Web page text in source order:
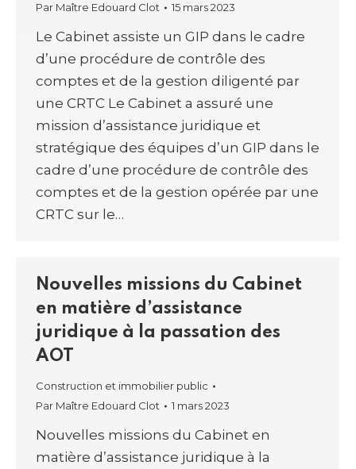
Par Maître Edouard Clot 15 mars 2023
Le Cabinet assiste un GIP dans le cadre
d’une procédure de contrôle des
comptes et de la gestion diligenté par
une CRTC Le Cabinet a assuré une
mission d’assistance juridique et
stratégique des équipes d’un GIP dans le
cadre d’une procédure de contrôle des
comptes et de la gestion opérée par une
CRTC sur le…
Nouvelles missions du Cabinet
en matière d’assistance
juridique à la passation des
AOT
Construction et immobilier public
Par Maître Edouard Clot 1 mars 2023
Nouvelles missions du Cabinet en
matière d’assistance juridique à la